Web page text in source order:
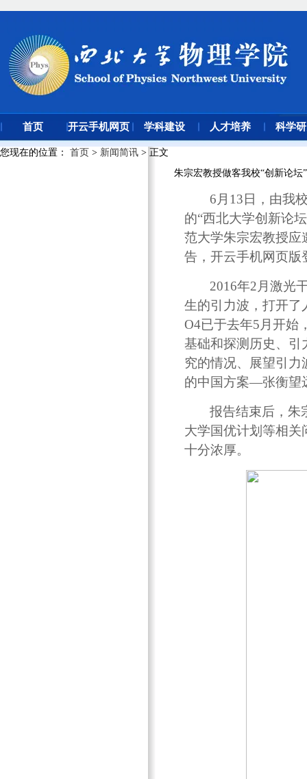
朱宗宏教授做客我校“创新论坛”
6月13日，由我
的“西北大学创新论
范大学朱宗宏教授应
告，开云手机网页版
2016年2月激光
生的引力波，打开了
O4已于去年5月开始
基础和探测历史、引
究的情况、展望引
的中国方案—张衡望
报告结束后，朱
大学国优计划等相
十分浓厚。
您现在的位置 ： 首页 > 新闻简讯 > 正文
首页 开云手机网页
版登录入口
学科建设 人才培养 科学